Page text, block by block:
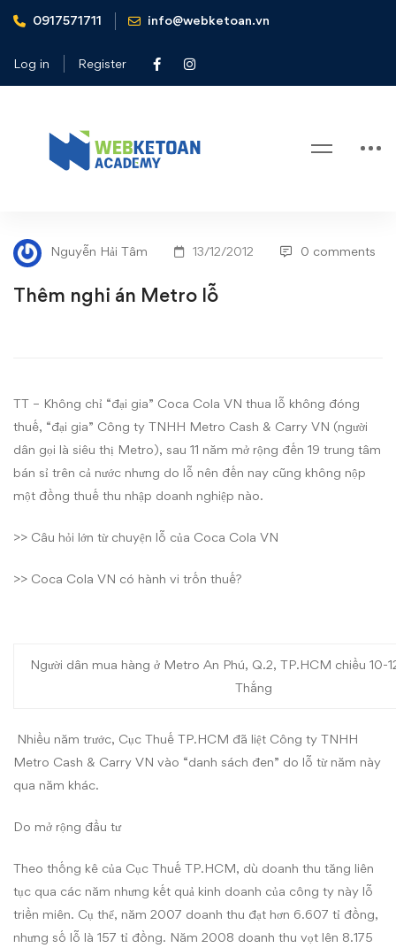
0917571711 info@webketoan.vn
Log in Register
Home Tin tức - Sự kiện Thêm nghi án Metro lỗ
Blog
nghi
án
Nguyễn Hải Tâm 13/12/2012 0 comments
Thêm nghi án Metro lỗ
TT – Không chỉ “đại gia” Coca Cola VN thua lỗ không đóng
thuế, “đại gia” Công ty TNHH Metro Cash & Carry VN (người
dân gọi là siêu thị Metro), sau 11 năm mở rộng đến 19 trung tâm
bán sỉ trên cả nước nhưng do lỗ nên đến nay cũng không nộp
một đồng thuế thu nhập doanh nghiệp nào.
>> Câu hỏi lớn từ chuyện lỗ của Coca Cola VN
>> Coca Cola VN có hành vi trốn thuế?
Người dân mua hàng ở Metro An Phú, Q.2, TP.HCM chiều 10-
Thắng
Nhiều năm trước, Cục Thuế TP.HCM đã liệt Công ty TNHH
Metro Cash & Carry VN vào “danh sách đen” do lỗ từ năm này
qua năm khác.
Do mở rộng đầu tư
Theo thống kê của Cục Thuế TP.HCM, dù doanh thu tăng liên
tục qua các năm nhưng kết quả kinh doanh của công ty này lỗ
triền miên. Cụ thể, năm 2007 doanh thu đạt hơn 6.607 tỉ đồng,
nhưng số lỗ là 157 tỉ đồng. Năm 2008 doanh thu vọt lên 8.175